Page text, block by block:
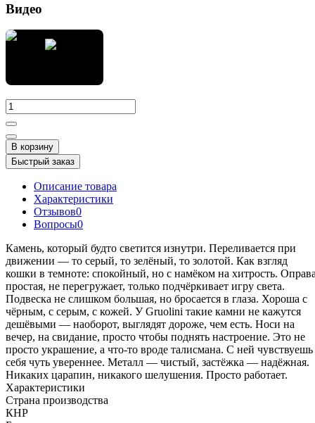
Видео
В корзину
Быстрый заказ
Описание товара
Характеристики
Отзывов0
Вопросы0
Камень, который будто светится изнутри. Переливается при
движении — то серый, то зелёный, то золотой. Как взгляд
кошки в темноте: спокойный, но с намёком на хитрость.
простая, не перегружает, только подчёркивает игру света.
Подвеска не слишком большая, но бросается в глаза. Хороша с
чёрным, с серым, с кожей. У Gruolini такие камни не кажутся
дешёвыми — наоборот, выглядят дороже, чем есть. Носи на
вечер, на свидание, просто чтобы поднять настроение. Это не
просто украшение, а что-то вроде талисмана. С ней чувствуешь
себя чуть увереннее. Металл — чистый, застёжка — надёжная.
Никаких царапин, никакого шелушения. Просто работает.
Характеристики
Страна производства
КНР